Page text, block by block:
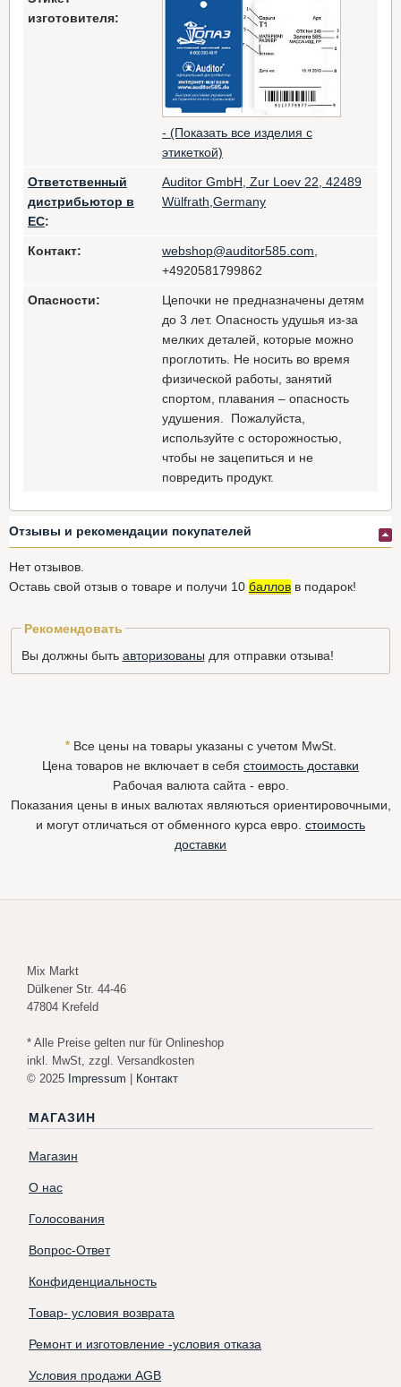
изготовителя:
- (Показать все изделия с
этикеткой)
Ответственный
дистрибьютор в
ЕС:
Auditor GmbH, Zur Loev 22, 42489
Wülfrath,Germany
Контакт: webshop@auditor585.com
+4920581799862
Опасности:
Цепочки не предназначены детям
до 3 лет. Опасность удушья из-за
мелких деталей, которые можно
проглотить. Не носить во время
физической работы, занятий
спортом, плавания – опасность
удушения. Пожалуйста,
используйте с осторожностью,
чтобы не зацепиться и не
повредить продукт.
Отзывы и рекомендации покупателей
Нет отзывов.
Оставь свой отзыв о товаре и получи 10 баллов в подарок!
Рекомендовать
Вы должны быть авторизованы для отправки отзыва!
*Все цены на товары указаны с учетом MwSt.
Цена товаров не включает в себя стоимость доставки
Рабочая валюта сайта - евро.
Показания цены в иных валютах являються ориентировочными,
и могут отличаться от обменного курса евро. стоимость
доставки
Mix Markt
Dülkener Str. 44-46
47804 Krefeld
* Alle Preise gelten nur für Onlineshop
inkl. MwSt, zzgl. Versandkosten
© 2025 Impressum | Контакт
МАГАЗИН
Магазин
О нас
Голосования
Вопрос-Ответ
Конфиденциальность
Товар- условия возврата
Ремонт и изготовление -условия отказа
Условия продажи AGB